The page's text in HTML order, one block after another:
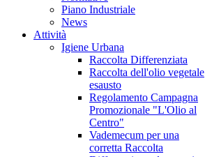
Piano Industriale
News
Attività
Igiene Urbana
Raccolta Differenziata
Raccolta dell'olio vegetale
esausto
Regolamento Campagna
Promozionale "L'Olio al
Centro"
Vademecum per una
corretta Raccolta